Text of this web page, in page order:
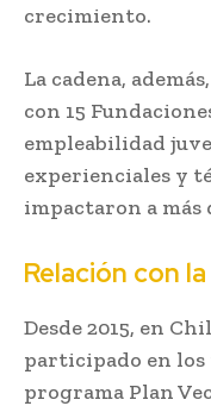
crecimiento.
La cadena,
con 15
empleabilidad
experienciales y
impactaron a más
Relación con
Desde 2015, en
participado en
programa Plan